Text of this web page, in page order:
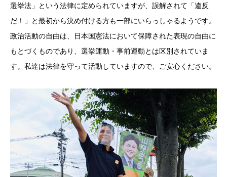
選挙法」という法律に定められていますが、誤解されて「違反
だ！」と最初から決め付ける方も一部にいらっしゃるようです。
政治活動の自由は、日本国憲法において保障された表現の自由に
もとづくものであり、選挙運動・事前運動とは区別されていま
す。私達は法律を守って活動していますので、ご安心ください。